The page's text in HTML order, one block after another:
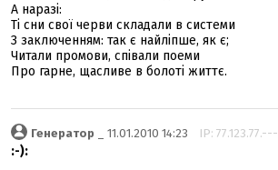
А наразі:
Ті сни свої черви складали в системи
З заключенням: так є найліпше, як є;
Читали промови, співали поеми
Про гарне, щасливе в болоті життє.
Генератор _ 11.01.2010 14:23 IP: 77.123.77.---
:-):